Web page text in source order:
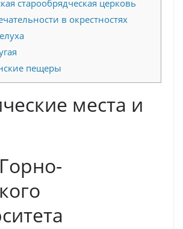
старообрядческая церковь
в окрестностях
пещеры
места и